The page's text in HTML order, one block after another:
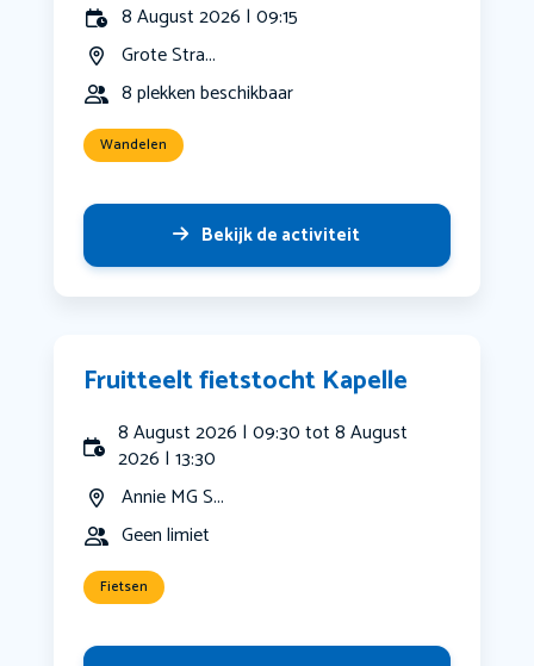
8 August 2026 | 09:15
Grote Stra...
8 plekken beschikbaar
Wandelen
Bekijk de activiteit
Fruitteelt fietstocht Kapelle
8 August 2026 | 09:30 tot 8 August
2026 | 13:30
Annie MG S...
Geen limiet
Fietsen